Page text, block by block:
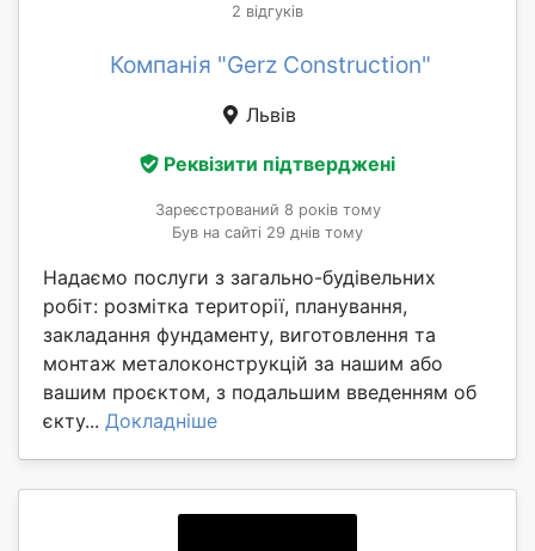
2 відгуків
Компанія "Gerz Construction"
Львів
Реквізити підтверджені
Зареєстрований 8 років тому
Був на сайті 29 днів тому
Надаємо послуги з загально-будівельних
робіт: розмітка території, планування,
закладання фундаменту, виготовлення та
монтаж металоконструкцій за нашим або
вашим проєктом, з подальшим введенням об
єкту... Докладніше